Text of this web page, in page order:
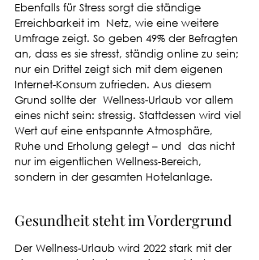
Ebenfalls für Stress sorgt die ständige
Erreichbarkeit im  Netz, wie eine weitere
Umfrage zeigt. So geben 49% der Befragten
an, dass es sie stresst, ständig online zu sein;
nur ein Drittel zeigt sich mit dem eigenen
Internet-Konsum zufrieden. Aus diesem
Grund sollte der  Wellness-Urlaub vor allem
eines nicht sein: stressig. Stattdessen wird viel
Wert auf eine entspannte Atmosphäre,
Ruhe und Erholung gelegt – und  das nicht
nur im eigentlichen Wellness-Bereich,
sondern in der gesamten Hotelanlage.
Gesundheit steht im Vordergrund
Der Wellness-Urlaub wird 2022 stark mit der